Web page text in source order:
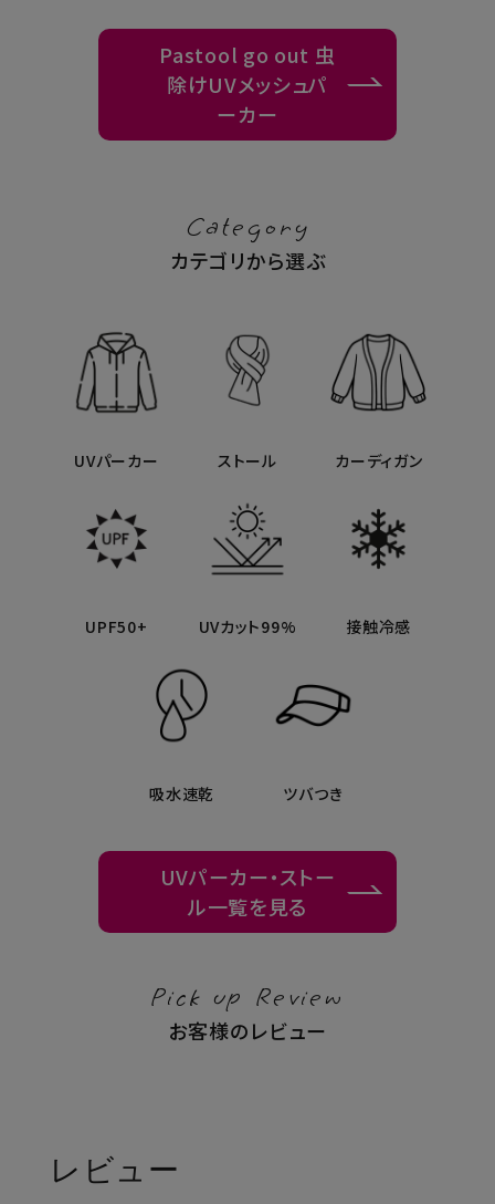
Pastool go out 虫
除けUVメッシュパ
ーカー
Category
カテゴリから選ぶ
UVパーカー ストール カーディガン
UPF50+ UVカット99% 接触冷感
吸水速乾 ツバつき
UVパーカー・ストー
ル一覧を見る
Pick up Review
お客様のレビュー
レビュー